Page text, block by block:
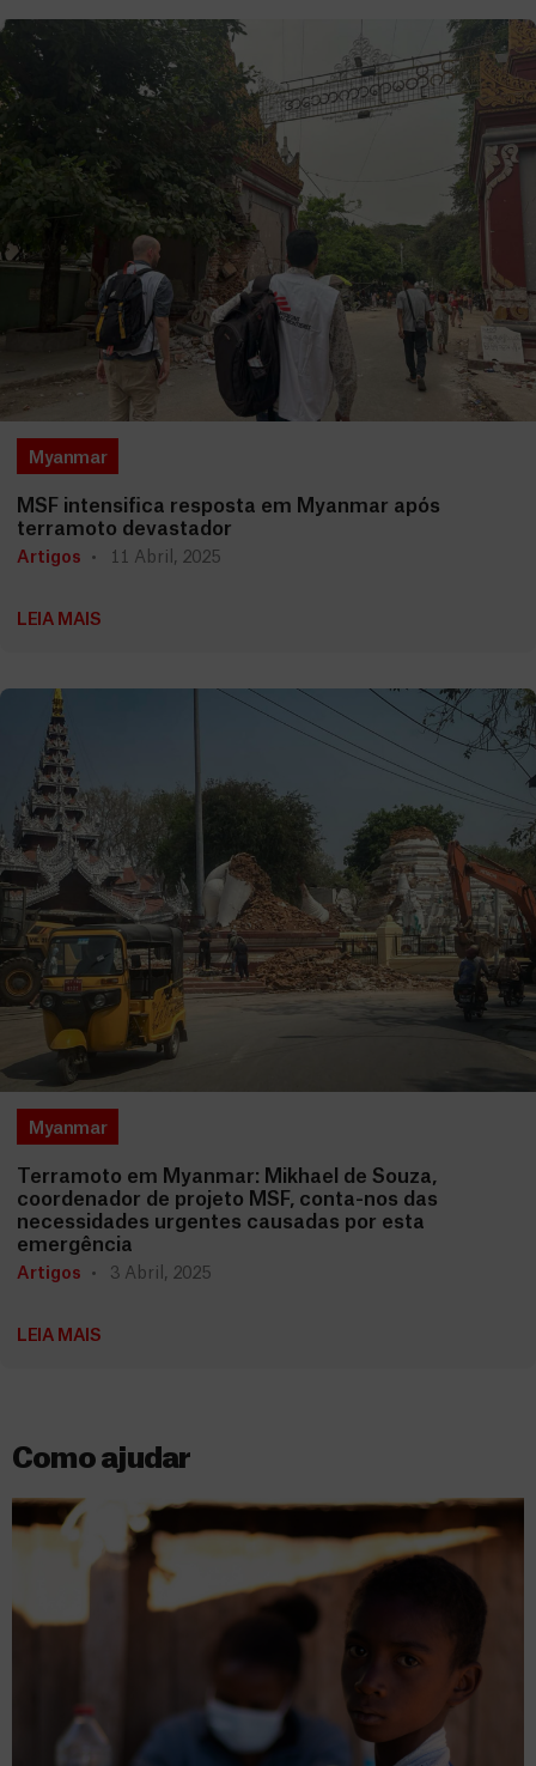
Myanmar
MSF intensifica resposta em Myanmar após
terramoto devastador
Artigos 11 Abril, 2025
LEIA MAIS
Myanmar
Terramoto em Myanmar: Mikhael de Souza,
coordenador de projeto MSF, conta-nos das
necessidades urgentes causadas por esta
emergência
Artigos 3 Abril, 2025
LEIA MAIS
Como ajudar